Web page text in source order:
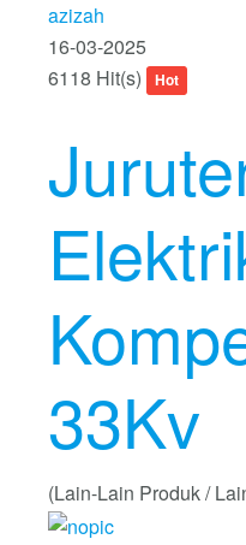
azizah
16-03-2025
6118 Hit(s)
Hot
33Kv
(Lain-Lain Produk /